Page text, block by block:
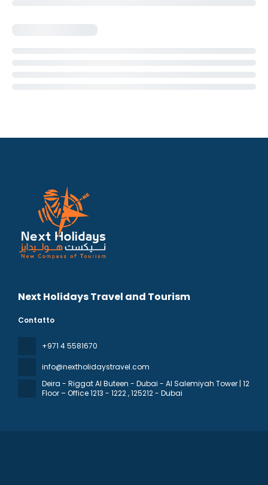
Next Holidays Travel and Tourism
Contatto
+971 4 5581670
info@nextholidaystravel.com
Deira - Riggat Al Buteen - Dubai - Al Salemiyah Tower | 12
Floor – Office 1213 - 1222, 125212 - Dubai